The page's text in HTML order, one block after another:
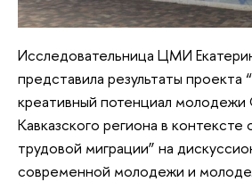
Исследовательница ЦМИ
представила результаты проекта
креативный потенциал
Кавказского региона в контексте
трудовой миграции” на
современной молодежи и